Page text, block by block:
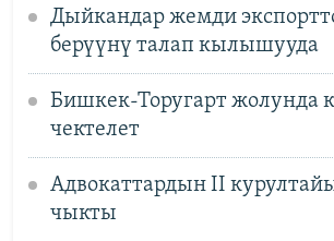
Дыйкандар жемди
берүүнү талап кылышууда
Бишкек-Торугарт жолунда
чектелет
Адвокаттардын II
чыкты